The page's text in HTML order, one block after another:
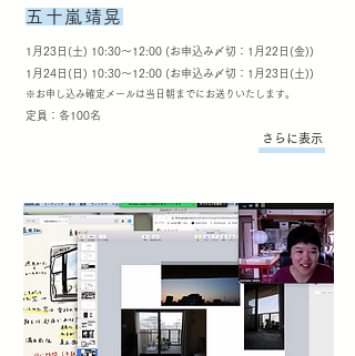
五十嵐靖晃
1月23日(土) 10:30～12:00 (お申込み〆切：1月22日(金))
1月24日(日) 10:30～12:00 (お申込み〆切：1月23日(土))
​※お申し込み確定メールは当日朝までにお送りいたします。
定員：各100名
さらに表示